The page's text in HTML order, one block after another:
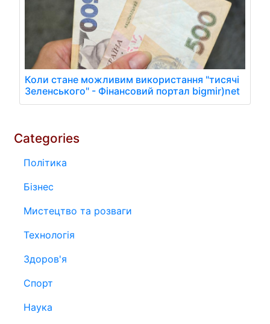
Коли стане можливим використання "тисячі
Зеленського" - Фінансовий портал bigmir)net
Categories
Політика
Бізнес
Мистецтво та розваги
Технологія
Здоров'я
Спорт
Наука